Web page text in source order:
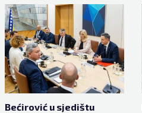
Bećirović u sjedištu